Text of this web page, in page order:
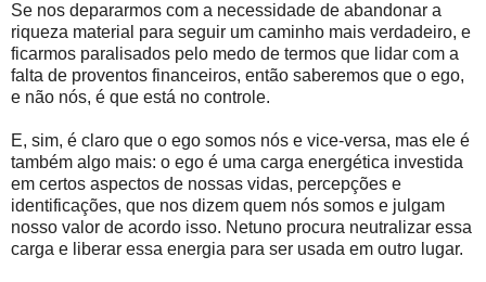
Se nos depararmos com a necessidade de abandonar a
riqueza material para seguir um caminho mais verdadeiro, e
ficarmos paralisados pelo medo de termos que lidar com a
falta de proventos financeiros, então saberemos que o ego,
e não nós, é que está no controle.
E, sim, é claro que o ego somos nós e vice-versa, mas ele é
também algo mais: o ego é uma carga energética investida
em certos aspectos de nossas vidas, percepções e
identificações, que nos dizem quem nós somos e julgam
nosso valor de acordo isso. Netuno procura neutralizar essa
carga e liberar essa energia para ser usada em outro lugar.